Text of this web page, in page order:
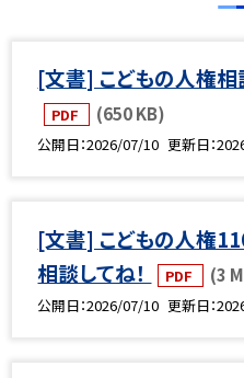
[文書] こどもの人権
PDF (650 KB)
公開日 2026/07/10 更新日
[文書] こどもの人権
相談してね！
PDF (3
公開日 2026/07/10 更新日